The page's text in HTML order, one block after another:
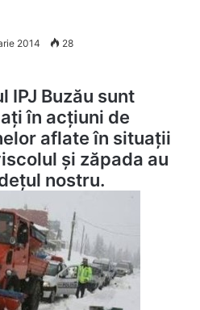
2014 28
IPJ Buzău sunt
în acțiuni de
aflate în situații
și zăpada au
nostru.